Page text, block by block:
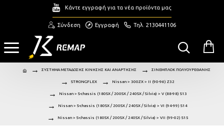
Κάντε εγγραφή για τα νέα προϊόντα μας
Σύνδεση Εγγραφή Τηλ. 2130441106
ΣΥΣΤΗΜΑ ΜΕΤΑΔΟΣΗΣ ΚΙΝΗΣΗΣ ΚΑΙ ΑΝΑΡΤΗΣΗΣ ΣΙΝΕΜΠΛΟΚ ΠΟΛΥΟΥΡΕΘΑΝΗΣ
STRONGFLEX Nissan > 300ZX > II (90-96) Z32
Nissan > S-chassis (180SX / 200SX / 240SX / Silvia) > V (88-98) S13
Nissan > S-chassis (180SX / 200SX / 240SX / Silvia) > VI (94-99) S14
Nissan > S-chassis (180SX / 200SX / 240SX / Silvia) > VII (99-02) S15